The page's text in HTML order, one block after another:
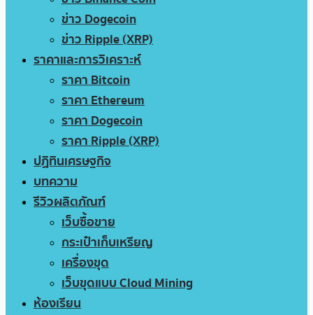
ข่าว Dogecoin
ข่าว Ripple (XRP)
ราคาและการวิเคราะห์
ราคา Bitcoin
ราคา Ethereum
ราคา Dogecoin
ราคา Ripple (XRP)
ปฏิทินเศรษฐกิจ
บทความ
รีวิวผลิตภัณฑ์
เว็บซื้อขาย
กระเป๋าเก็บเหรียญ
เครื่องขุด
เว็บขุดแบบ Cloud Mining
ห้องเรียน